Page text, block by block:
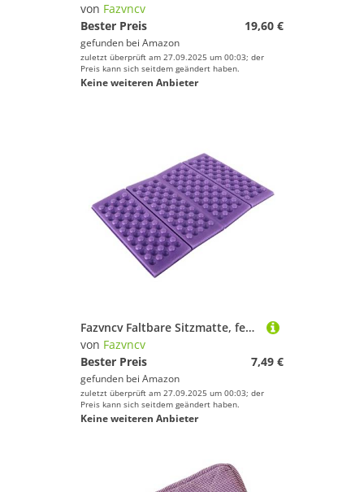
von Fazvncv
Bester Preis
19,60 €
gefunden bei Amazon
zuletzt überprüft am 27.09.2025 um 00:03; der
Preis kann sich seitdem geändert haben.
Keine weiteren Anbieter
Fazvncv Faltbare Sitzmatte, feuchtigkeitsbeständig, Camping-Sitzkissen, Schaumstoff, Sitzen, für Picknicks, Wandern, Rucksackreisen, Schaumstoff, Sitzen für Outdoor-Aktivitäten
von Fazvncv
Bester Preis
7,49 €
gefunden bei Amazon
zuletzt überprüft am 27.09.2025 um 00:03; der
Preis kann sich seitdem geändert haben.
Keine weiteren Anbieter